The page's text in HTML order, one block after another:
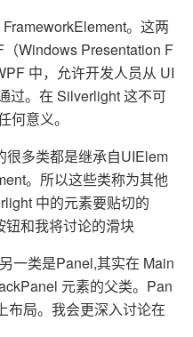
。这两
Windows Presentation F
中，允许开发人员从 UI
过。在 Silverlight 这不可
何意义。
很多类都是继承自UIElem
。所以这些类称为其他
中的元素要贴切的
钮和我将讨论的滑块
一类是Panel,其实在 Main
元素的父类。Pan
布局。我会更深入讨论在